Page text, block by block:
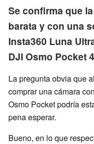
Se confirma que
barata y con una
Insta360 Luna
DJI Osmo Pocket
La pregunta obvia que
comprar una cámara
Osmo Pocket podría
pena esperar.
Bueno, en lo que